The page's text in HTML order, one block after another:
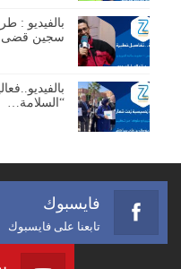
بالفيديو :
سجين قضى 11…
“السلامة…
فايسبوك
تابعنا على فايسبوك